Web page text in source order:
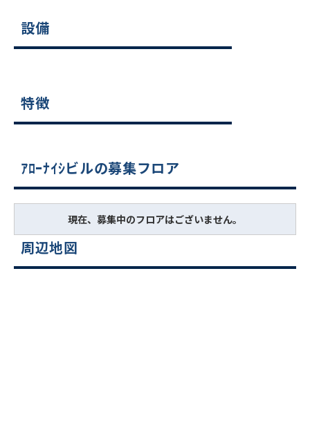
設備
特徴
ｱﾛｰﾅｲｼビルの募集フロア
現在、募集中のフロアはございません。
周辺地図